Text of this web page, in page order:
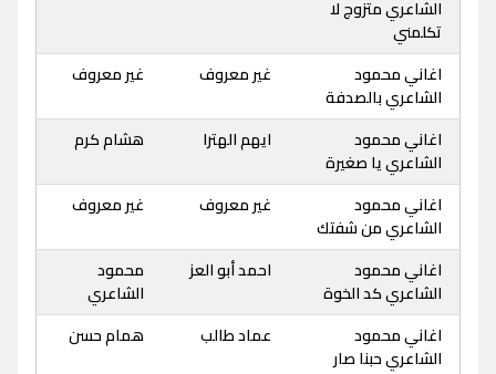
الشاعري متزوج لا
تكلمني
اغاني محمود
الشاعري بالصدفة
غير معروف غير معروف
اغاني محمود
الشاعري يا صغيرة
ايهم الهترا هشام كرم
اغاني محمود
الشاعري من شفتك
غير معروف غير معروف
اغاني محمود
الشاعري كد الخوة
احمد أبو العز
محمود
الشاعري
اغاني محمود
الشاعري حبنا صار
عماد طالب همام حسن